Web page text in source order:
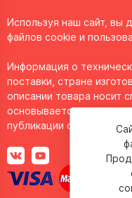
Используя наш сайт, вы
файлов cookie и
Информация о
поставки, стране
описании товара носит
основывается на
публикации сведениях.